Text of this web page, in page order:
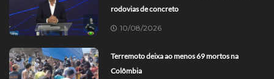
rodovias de concreto
10/08/2026
Terremoto deixa ao menos 69 mortos na
Colômbia